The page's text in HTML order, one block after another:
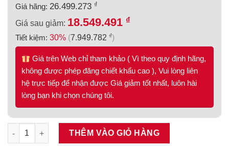
Giá hãng: 26.499.273 ₫
Giá sau giảm: 18.549.491 ₫
Tiết kiệm: 30% (7.949.782 ₫)
Giá trên Web chỉ tham khảo ( Vì theo quy định hãng,
không được phép đăng chiết khấu cao ), Vui lòng liên
hệ trực tiếp để nhận được Giá giảm tốt nhất, luôn hài
lòng bạn khi chọn chúng tôi.
Máy giặt kết hợp sấy Häfele HWD-F60A 533.93.100 số lượng
THÊM VÀO GIỎ HÀNG